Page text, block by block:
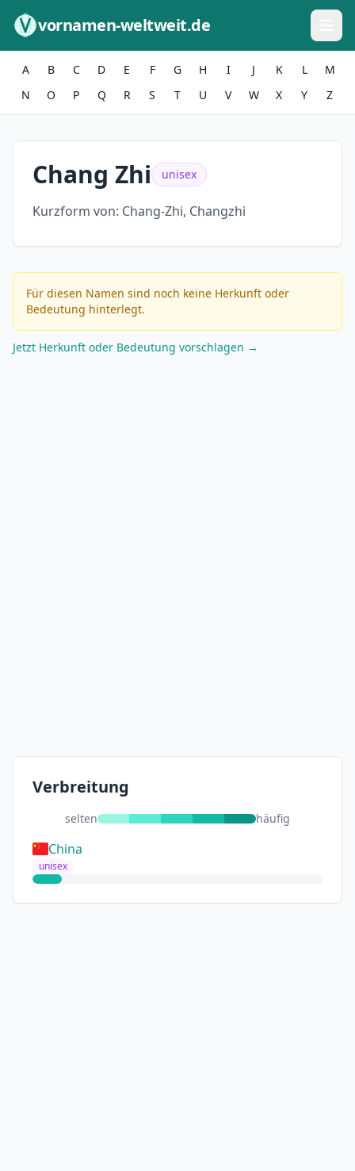
vornamen-weltweit.de
A B C D E F G H I J K L
M
N
O P Q R S T U V W X Y Z
Chang Zhi unisex
Kurzform von: Chang-Zhi, Changzhi
Für diesen Namen sind noch keine Herkunft oder
Bedeutung hinterlegt.
Jetzt Herkunft oder Bedeutung vorschlagen →
Verbreitung
selten häufig
China
unisex